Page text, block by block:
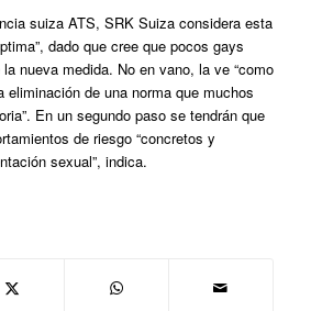
suiza ATS, SRK Suiza considera esta
dado que cree que pocos gays
nueva medida. No en vano, la ve “como
eliminación de una norma que muchos
En un segundo paso se tendrán que
de riesgo “concretos y
sexual”, indica.